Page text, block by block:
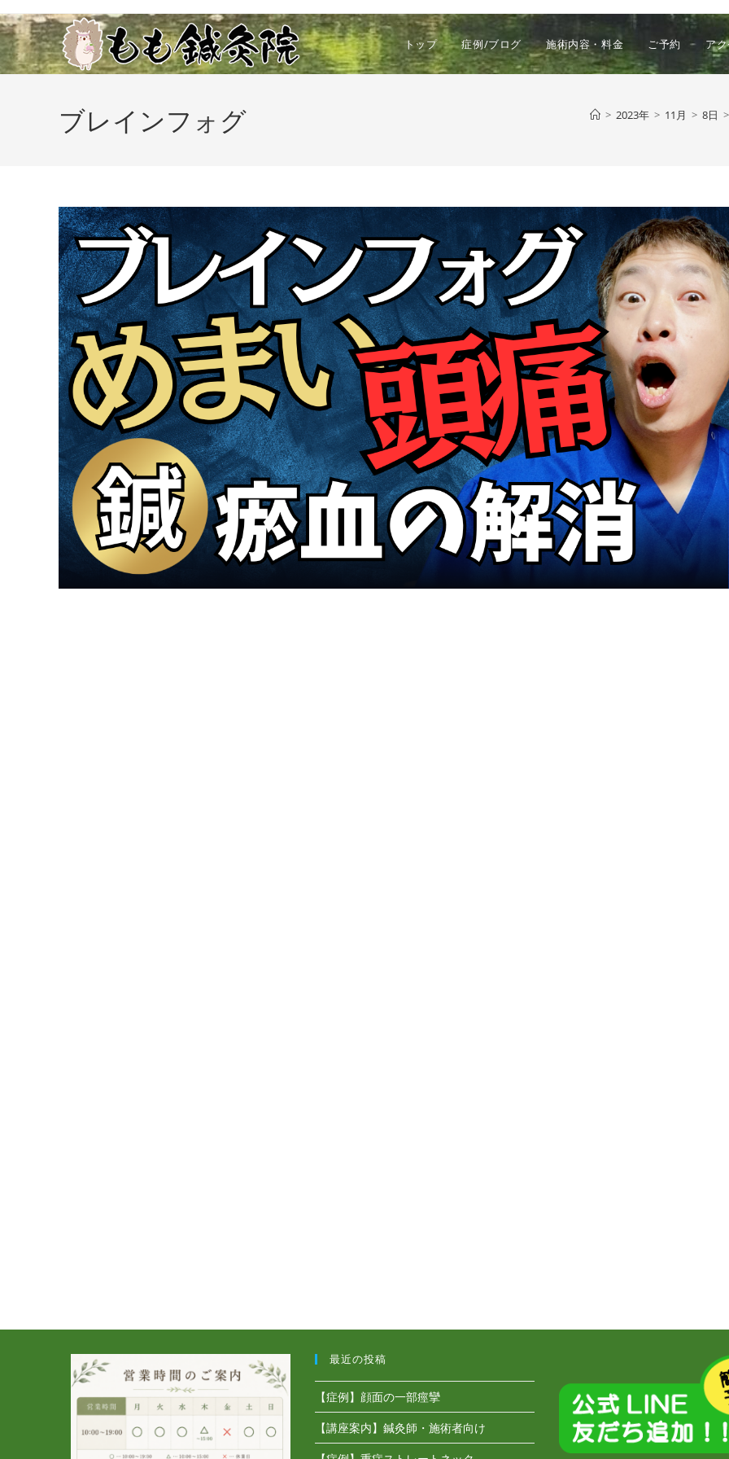
ン
テ
ン
トップ 症例/ブログ 施術内容・料金 ご予約 ア
ブレインフォグ > 2023年 > 11月 > 8日 >
最近の投稿
【症例】顔面の一部痙攣
【講座案内】鍼灸師・施術者向け